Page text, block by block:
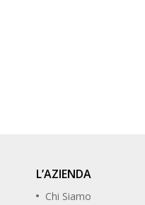
L’AZIENDA
Chi Siamo